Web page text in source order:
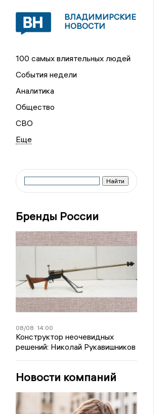
ВЛАДИМИРСКИЕ
НОВОСТИ
100 самых влиятельных людей
События недели
Аналитика
Общество
СВО
Бренды России
08/08 14:00
Конструктор неочевидных
решений: Николай Рукавишников
Новости компаний